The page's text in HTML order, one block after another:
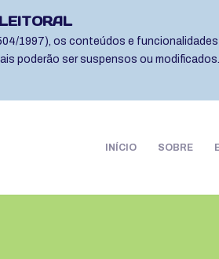
1997), os conteúdos e
poderão ser suspensos ou
INÍCIO SOBRE